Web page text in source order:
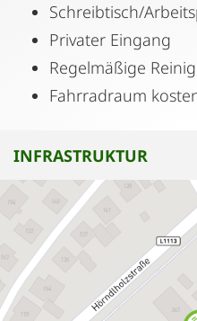
Schreibtisch/
Privater Eingang
Regelmäßige
Fahrradraum
INFRASTRUKTUR